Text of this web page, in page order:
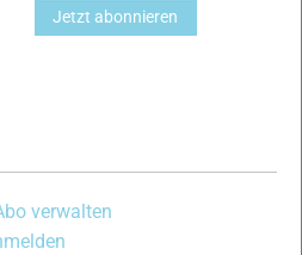
spotify x
Jetzt abonnieren
verwalten